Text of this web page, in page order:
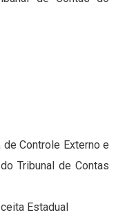
de Controle Externo e
Tribunal de Contas
Estadual